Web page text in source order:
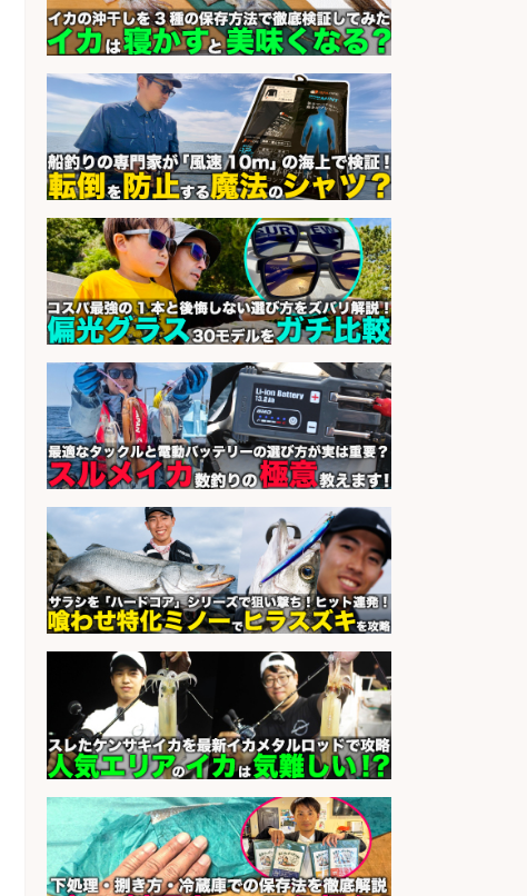
sponsored by 求人ボックス
フィッシング用品の「製品開発設
計」
会社名 メガバス株式会社
sponsored by 求人ボックス
福岡「現場監督」/釣り好き歓迎/残
業10時間/経験者歓迎
会社名 広松久水産株式会社
sponsored by 求人ボックス
レジ打ち/日払いOK/おさかなの三枚
おろし/新潟県/小千谷市
会社名 株式会社G&G
sponsored by 求人ボックス
さらに求人情報を見る